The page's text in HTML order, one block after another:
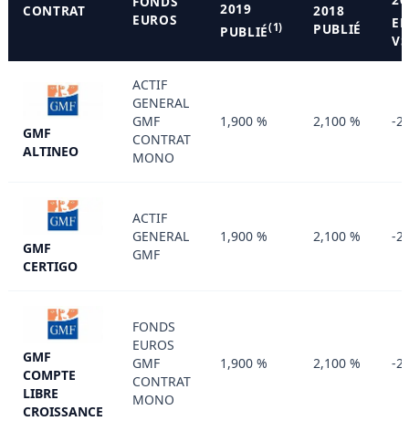
CONTRAT
EUROS
2019
PUBLIÉ(1)
2018
PUBLIÉ
GMF
ALTINEO
ACTIF
GENERAL
GMF
CONTRAT
MONO
1,900 % 2,100 % -
GMF
CERTIGO
ACTIF
GENERAL
GMF
1,900 % 2,100 % -
GMF
COMPTE
LIBRE
CROISSANCE
FONDS
EUROS
GMF
CONTRAT
MONO
1,900 % 2,100 % -